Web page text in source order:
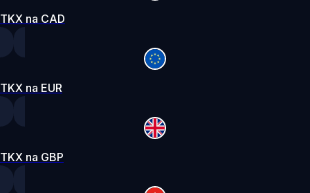
TKX na CAD
TKX na EUR
TKX na GBP